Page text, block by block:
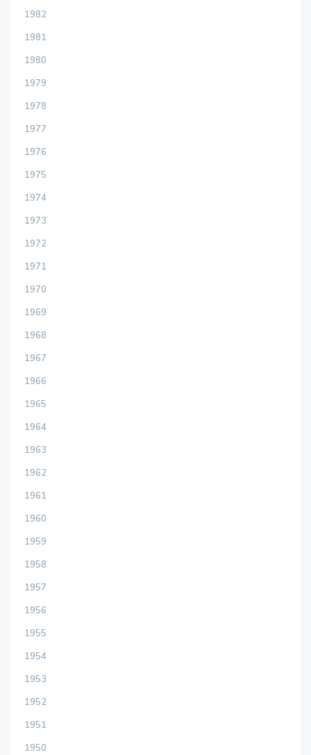
1982
1981
1980
1979
1978
1977
1976
1975
1974
1973
1972
1971
1970
1969
1968
1967
1966
1965
1964
1963
1962
1961
1960
1959
1958
1957
1956
1955
1954
1953
1952
1951
1950